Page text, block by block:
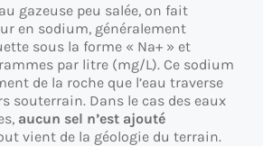
gazeuse peu salée, on fait
en sodium, généralement
sous la forme « Na+ » et
par litre (mg/L). Ce sodium
de la roche que l’eau traverse
souterrain. Dans le cas des eaux
aucun sel n’est ajouté
vient de la géologie du terrain.